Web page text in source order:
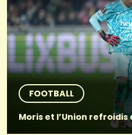
FOOTBALL
Moris et l’Union refroidis